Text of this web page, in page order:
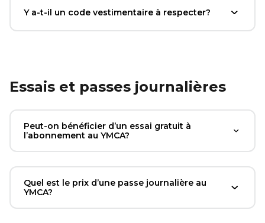
Y a-t-il un code vestimentaire à respecter?
Essais et passes journalières
Peut-on bénéficier d’un essai gratuit à
l’abonnement au YMCA?
Quel est le prix d’une passe journalière au
YMCA?